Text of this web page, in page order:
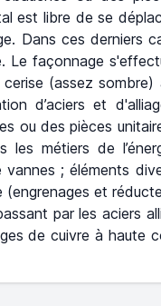
est libre de se
Dans ces derniers
Le façonnage
(assez sombre)
d’aciers et
ou des pièces
métiers de
; éléments
et
par les
de cuivre à